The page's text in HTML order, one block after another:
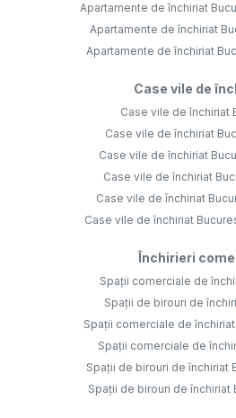
Apartamente de închiriat
Apartamente de închiriat
Apartamente de închiriat
Case vile de
Case vile de închiriat
Case vile de închiriat
Case vile de închiriat
Case vile de închiriat
Case vile de închiriat
Case vile de închiriat
Închirieri
Spații comerciale de
Spații de birouri de
Spații comerciale de
Spații comerciale de
Spații de birouri de închiriat
Spații de birouri de închiriat